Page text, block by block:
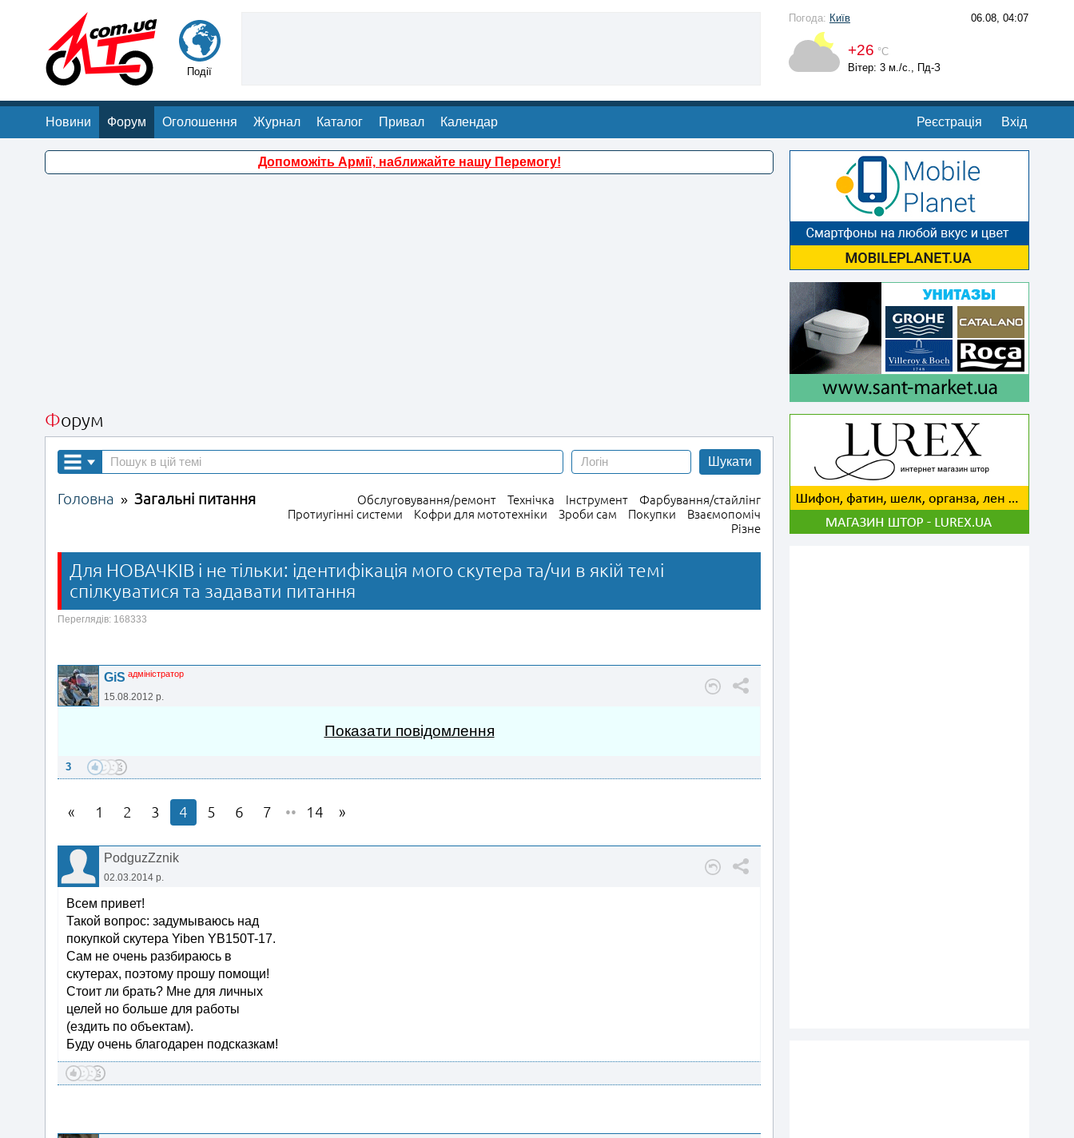
Події
Погода: Київ 06.08, 04:07
+26 °С
Вітер: 3 м./с., Пд-З
Новини Форум Оголошення Журнал Каталог Привал Календар Реєстрація Вхід
Допоможіть Армії, наближайте нашу Перемогу!
Форум
Шукати
Головна » Загальні питання Обслуговування/ремонт Технічка Інструмент
Фарбування/стайлінг
Протиугінні системи
Кофри для мототехніки Зроби сам Покупки
Взаємопоміч
Різне
Для НОВАЧКІВ і не тільки: ідентифікація мого скутера та/чи в якій темі
спілкуватися та задавати питання
Переглядів: 168333
GiS адміністратор
15.08.2012 р.
Показати повідомлення
3
1 2 3 4 5 6 7 •• 14
PodguzZznik
02.03.2014 р.
Всем привет!
Такой вопрос: задумываюсь над
покупкой скутера Yiben YB150T-17.
Сам не очень разбираюсь в
скутерах, поэтому прошу помощи!
Стоит ли брать? Мне для личных
целей но больше для работы
(ездить по объектам).
Буду очень благодарен подсказкам!